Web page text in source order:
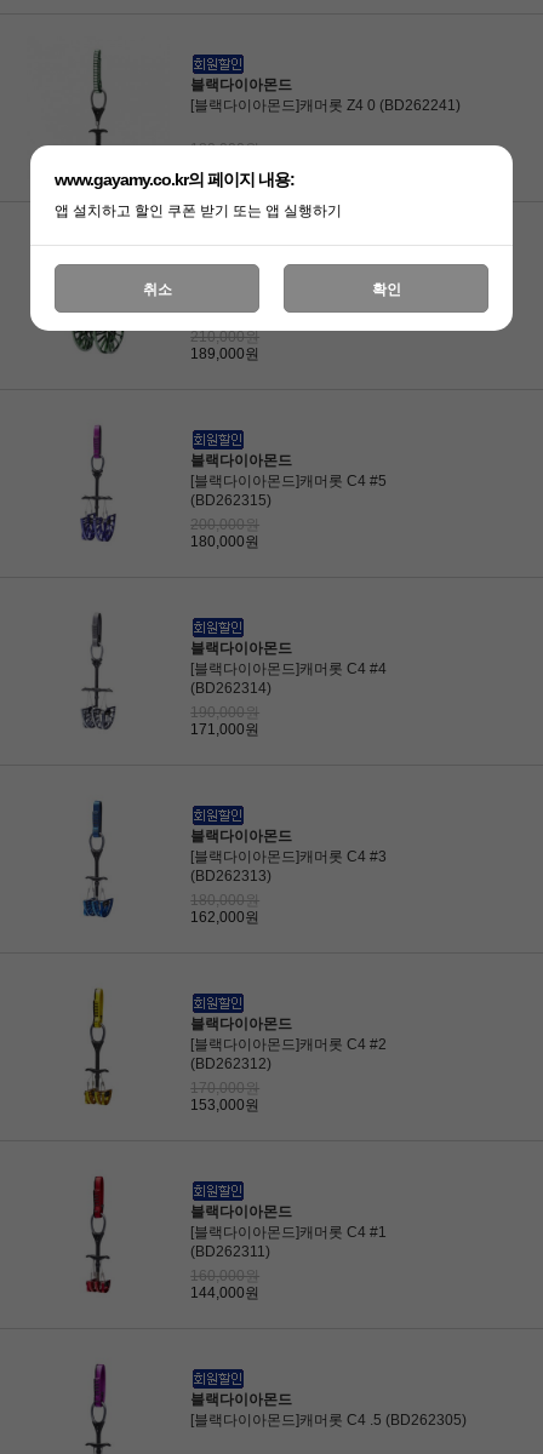
블랙다이아몬드
[블랙다이아몬드]캐머롯 Z4 0 (BD262241)
180,000원
블랙다이아몬드
[블랙다이아몬드]캐머롯 C4 #6
(BD262316)
210,000원
189,000원
블랙다이아몬드
[블랙다이아몬드]캐머롯 C4 #5
(BD262315)
200,000원
180,000원
블랙다이아몬드
[블랙다이아몬드]캐머롯 C4 #4
(BD262314)
190,000원
171,000원
블랙다이아몬드
[블랙다이아몬드]캐머롯 C4 #3
(BD262313)
180,000원
162,000원
블랙다이아몬드
[블랙다이아몬드]캐머롯 C4 #2
(BD262312)
170,000원
153,000원
블랙다이아몬드
[블랙다이아몬드]캐머롯 C4 #1
(BD262311)
160,000원
144,000원
블랙다이아몬드
[블랙다이아몬드]캐머롯 C4 .5 (BD262305)
www.gayamy.co.kr의 페이지 내용:
앱 설치하고 할인 쿠폰 받기 또는 앱 실행하기
취소 확인